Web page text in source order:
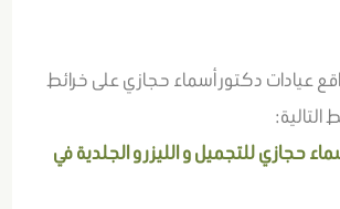
عيادات دكتور أسماء حجازي على خرائط
حجازي للتجميل و الليزر و الجلدية في